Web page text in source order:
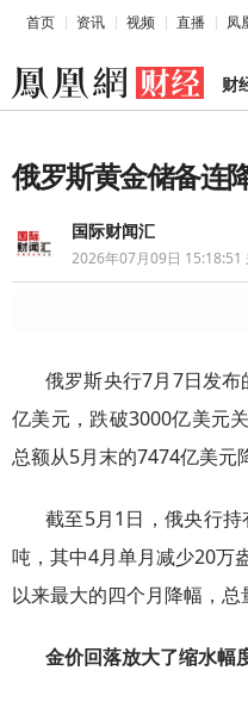
首页 资讯 视频 直播 凤
财
俄罗斯黄金储备连
国际财闻汇
2026年07月09日 15:18:51
俄罗斯央行7月7日发
亿美元，跌破3000亿美元
总额从5月末的7474亿美元
截至5月1日，俄央行
吨，其中4月单月减少20万
以来最大的四个月降幅，总
金价回落放大了缩水幅